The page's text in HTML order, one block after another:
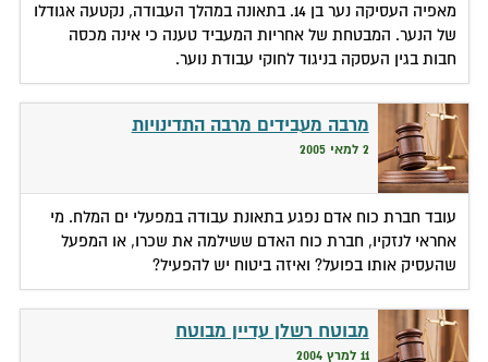
מאפיה העסיקה נער בן 14. בתאונה במהלך העבודה, נקטעה אגודלו
של הנער. המבטחת של אחריות המעביד טענה כי אינה מכסה
חבות בגין העסקה בניגוד לחוקי עבודת נוער.
מרבה מעבידים מרבה התדינויות
2 למאי 2005
עובד חברת כוח אדם נפגע בתאונת עבודה במפעלי ים המלח. מי
אחראי לנזקיו, חברת כוח האדם ששילמה את שכרו, או המפעל
שהעסיק אותו בפועל? ואיזה ביטוח יש להפעיל?
מבוטח רשלן עדיין מבוטח
11 למרץ 2004